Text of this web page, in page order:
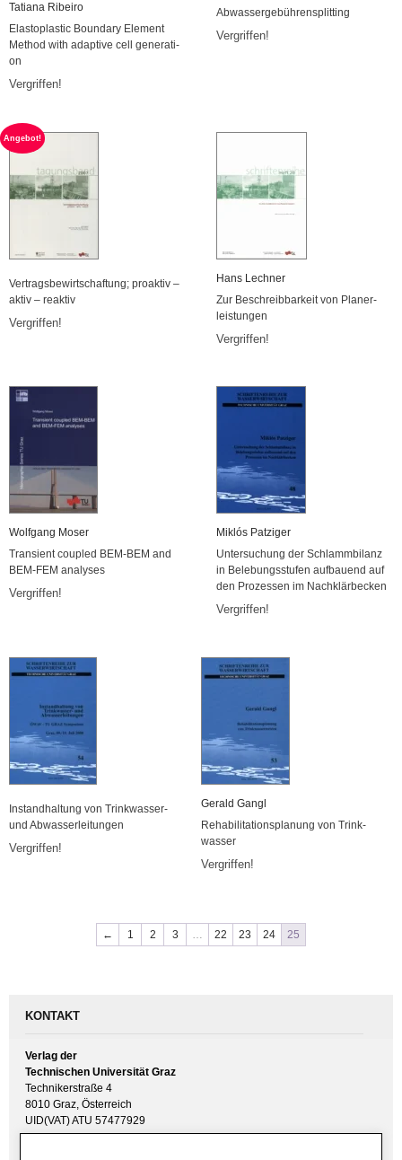
Ta­tia­na Ri­bei­ro
Elas­t­o­plas­tic Boun­da­ry Ele­ment
Me­thod with ad­ap­ti­ve cell ge­ne­ra­ti­
on
Ver­grif­fen!
Ab­was­ser­ge­büh­ren­split­ting
Ver­grif­fen!
An­ge­bot!
Ver­trags­be­wirt­schaf­tung; pro­ak­tiv –
aktiv – re­ak­tiv
Ver­grif­fen!
Hans Lech­ner
Zur Be­schreib­bar­keit von Pla­ner­
leis­tun­gen
Ver­grif­fen!
Wolf­gang Moser
Tran­si­ent cou­p­led BEM-BEM and
BEM-FEM ana­ly­ses
Ver­grif­fen!
Miklós Pat­zi­ger
Un­ter­su­chung der Schlamm­bi­lanz
in Be­le­bungs­stu­fen auf­bau­end auf
den Pro­zes­sen im Nach­klär­be­cken
Ver­grif­fen!
In­stand­hal­tung von Trink­was­ser-
und Ab­was­ser­lei­tun­gen
Ver­grif­fen!
Ge­rald Gangl
Re­ha­bi­li­ta­ti­ons­pla­nung von Trink­
was­ser
Ver­grif­fen!
← 1 2 3 … 22 23 24 25
KONTAKT
Verlag der
Technischen Universität Graz
Technikerstraße 4
8010 Graz, Österreich
UID(VAT) ATU 57477929